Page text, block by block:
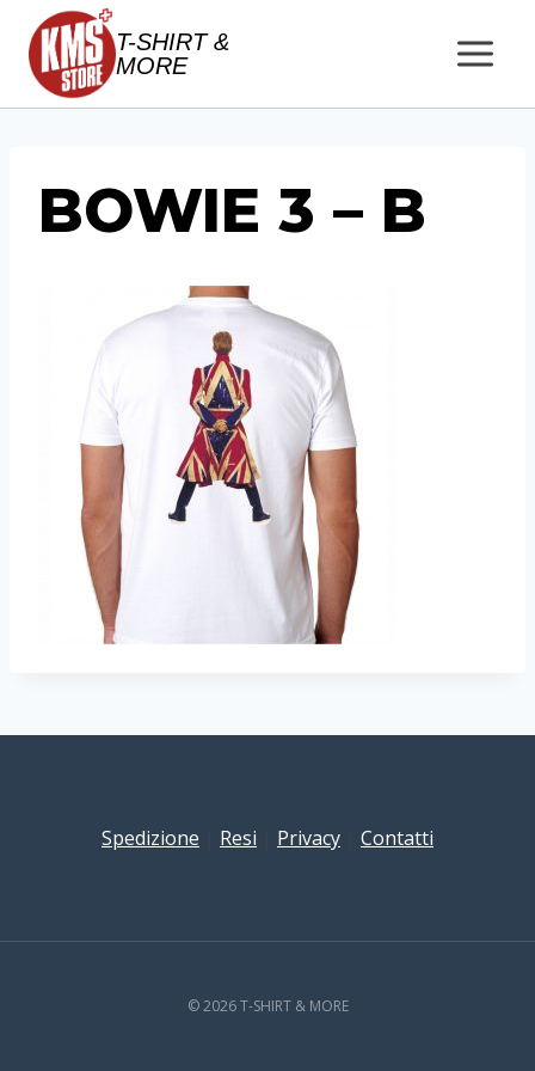
Salta
contenuto
T-SHIRT &
MORE
BOWIE 3 – B
Spedizione Resi Privacy Contatti
© 2026 T-SHIRT & MORE